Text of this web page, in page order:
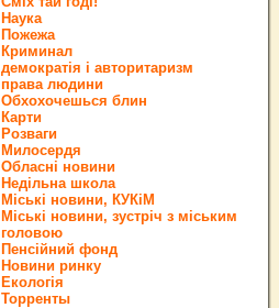
Наука
Пожежа
Криминал
демократія і авторитаризм
права людини
Обхохочешься блин
Карти
Розваги
Милосердя
Обласні новини
Недільна школа
Міські новини, КУКіМ
Міські новини, зустріч з міським
головою
Пенсійний фонд
Новини ринку
Екологія
Торренты